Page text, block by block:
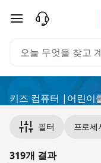
어
용
퓨
주요 콘텐츠로 건너
키즈 컴퓨터 |어린이
필터 프로세
319개 결과